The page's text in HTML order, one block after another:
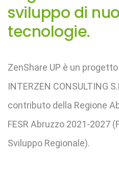
sviluppo di
tecnologie.
ZenShare UP è un
INTERZEN CONSULTING
contributo della Regione
FESR Abruzzo 2021-2027
Sviluppo Regionale).